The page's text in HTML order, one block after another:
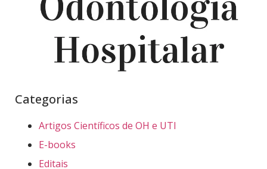
Categorias
Artigos Científicos de OH e UTI
E-books
Editais